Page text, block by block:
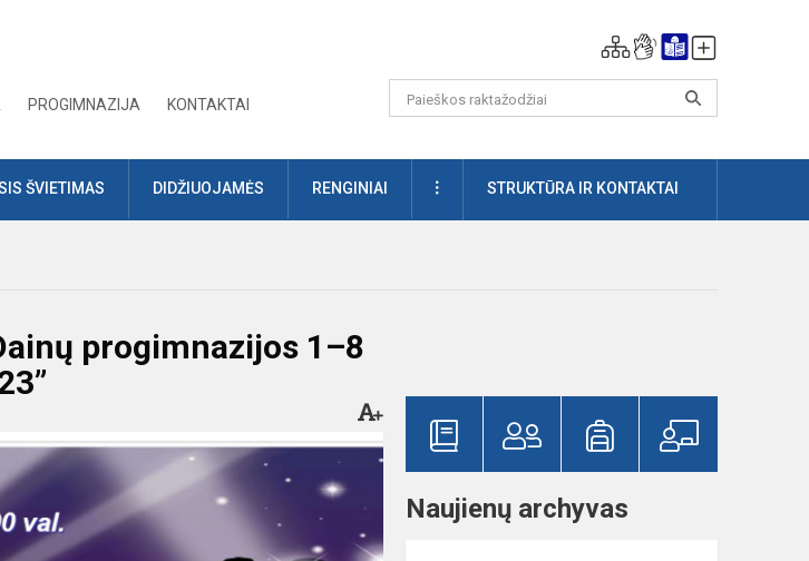
PROGIMNAZIJA KONTAKTAI
ŠVIETIMAS DIDŽIUOJAMĖS RENGINIAI DAUGIAUSTRUKTŪRA IR KONTAKTAI
progimnazijos 1–8
Naujienų archyvas